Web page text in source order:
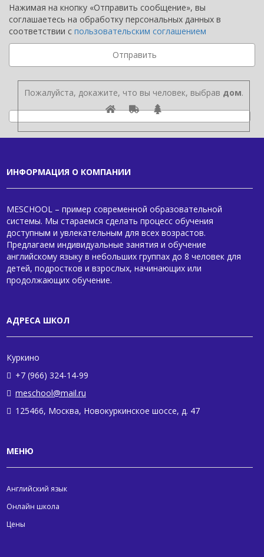
Нажимая на кнопку «Отправить сообщение», вы
соглашаетесь на обработку персональных данных в
соответствии с пользовательским соглашением
Пожалуйста, докажите, что вы человек, выбрав дом.
ИНФОРМАЦИЯ О КОМПАНИИ
MESCHOOL – пример современной образовательной
системы. Мы стараемся сделать процесс обучения
доступным и увлекательным для всех возрастов.
Предлагаем индивидуальные занятия и обучение
английскому языку в небольших группах до 8 человек для
детей, подростков и взрослых, начинающих или
продолжающих обучение.
АДРЕСА ШКОЛ
Куркино
+7 (966) 324-14-99
meschool@mail.ru
125466, Москва, Новокуркинское шоссе, д. 47
МЕНЮ
Английский язык
Онлайн школа
Цены